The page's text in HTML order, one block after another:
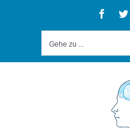
Gehe zu ...